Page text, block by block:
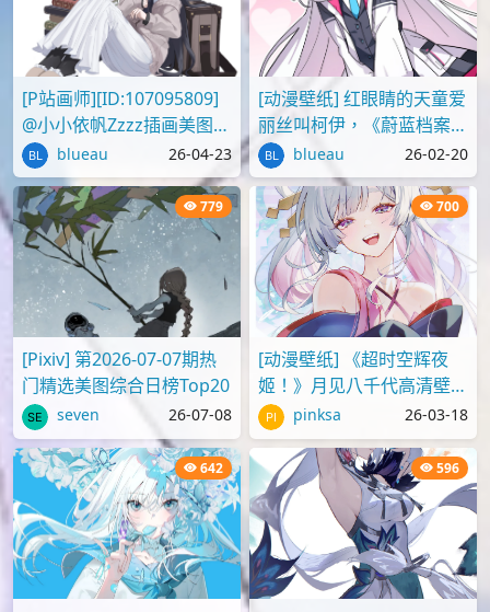
[P站画师][ID:107095809]
@小小依帆Zzzz插画美图作
品推荐blueau 26-04-23
[动漫壁纸] 红眼睛的天童爱
丽丝叫柯伊，《蔚蓝档案》
壁纸图片分享
blueau 26-02-20
779
[Pixiv] 第2026-07-07期热
门精选美图综合日榜Top20
seven 26-07-08
700
[动漫壁纸] 《超时空辉夜
姬！》月见八千代高清壁纸
图片 pinksa 26-03-18
642 596